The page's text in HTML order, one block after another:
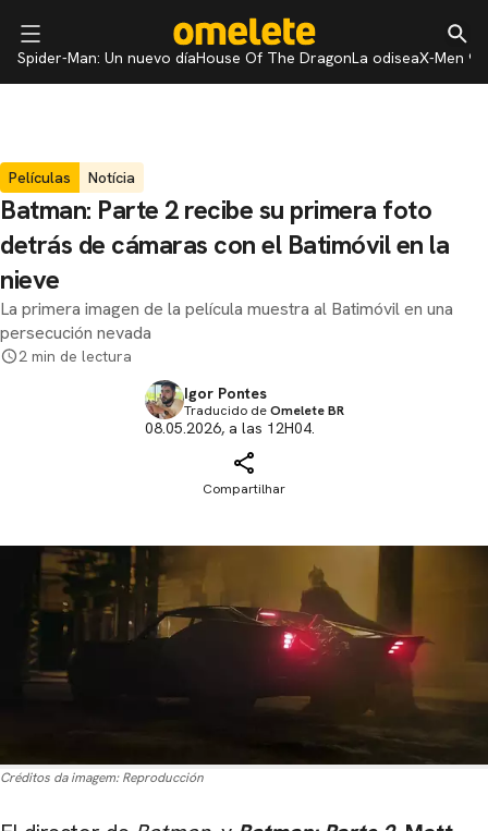
Spider-Man: Un nuevo díaHouse Of The DragonLa odiseaX-Men 97
Películas Notícia
Batman: Parte 2 recibe su primera foto
detrás de cámaras con el Batimóvil en la
nieve
La primera imagen de la película muestra al Batimóvil en una
persecución nevada
2 min de lectura
Igor Pontes
Traducido deOmelete BR
08.05.2026, a las 12H04.
Compartilhar
Créditos da imagem: Reproducción